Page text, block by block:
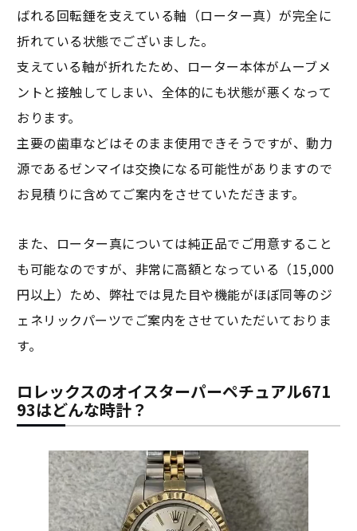
ばれる回転錘を支えている軸（ローター真）が完全に
折れている状態でございました。
支えている軸が折れたため、ローター本体がムーブメ
ントと接触してしまい、全体的にも状態が悪くなって
おります。
主要の歯車などはそのまま使用できそうですが、動力
源であるゼンマイは交換になる可能性がありますので
お見積りに含めてご案内をさせていただきます。
また、ローター真については純正品でご用意すること
も可能なのですが、非常に高額となっている（15,000
円以上）ため、弊社では見た目や機能がほぼ同等のジ
ェネリックパーツでご案内をさせていただいておりま
す。
ロレックスのオイスターパーペチュアル671
93はどんな時計？